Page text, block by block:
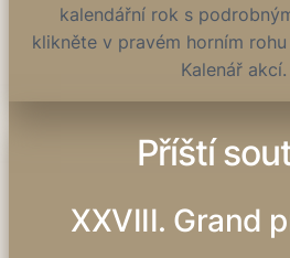
kalendářní rok s
klikněte v pravém horním
Kalenář akcí.
Příští
XXVIII. Grand